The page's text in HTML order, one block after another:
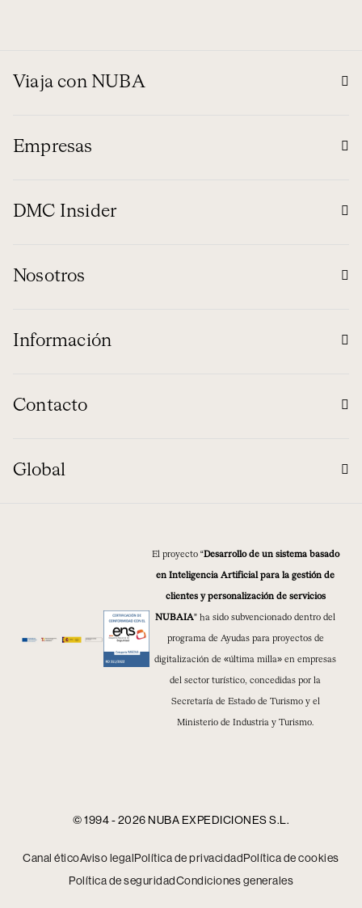
Viaja con NUBA
Empresas
DMC Insider
Nosotros
Información
Contacto
Global
El proyecto “Desarrollo de un sistema basado
en Inteligencia Artificial para la gestión de
clientes y personalización de servicios
NUBAIA” ha sido subvencionado dentro del
programa de Ayudas para proyectos de
digitalización de «última milla» en empresas
del sector turístico, concedidas por la
Secretaría de Estado de Turismo y el
Ministerio de Industria y Turismo.
© 1994 - 2026 NUBA EXPEDICIONES S.L.
Canal éticoAviso legal Política de privacidad Política de cookies
Política de seguridad Condiciones generales